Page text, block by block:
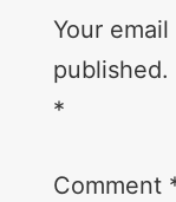
Your
published.
*
Comment